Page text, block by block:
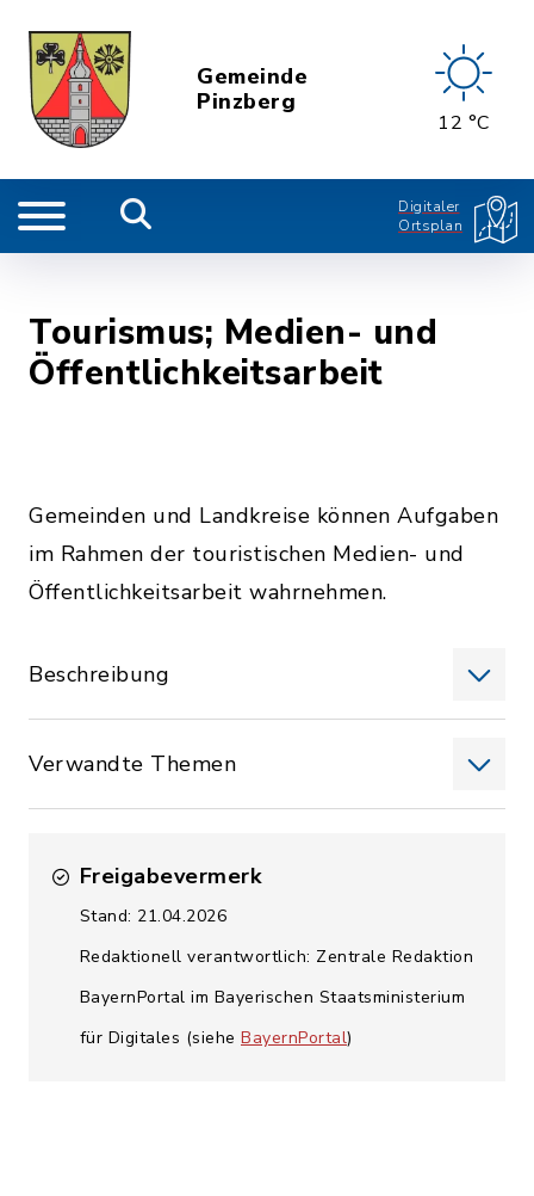
Gemeinde
Pinzberg
12 °C
Digitaler
Ortsplan
Tourismus; Medien- und
Öffentlichkeitsarbeit
Gemeinden und Landkreise können Aufgaben
im Rahmen der touristischen Medien- und
Öffentlichkeitsarbeit wahrnehmen.
Beschreibung
Verwandte Themen
Freigabevermerk
Stand: 21.04.2026
Redaktionell verantwortlich: Zentrale Redaktion
BayernPortal im Bayerischen Staatsministerium
für Digitales (siehe BayernPortal)